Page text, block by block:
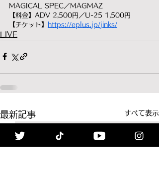
MAGICAL SPEC／MAGMAZ
【料金】ADV 2,500円／U-25 1,500円
【チケット】
https://eplus.jp/jinks/
LIVE
最新記事 すべて表示